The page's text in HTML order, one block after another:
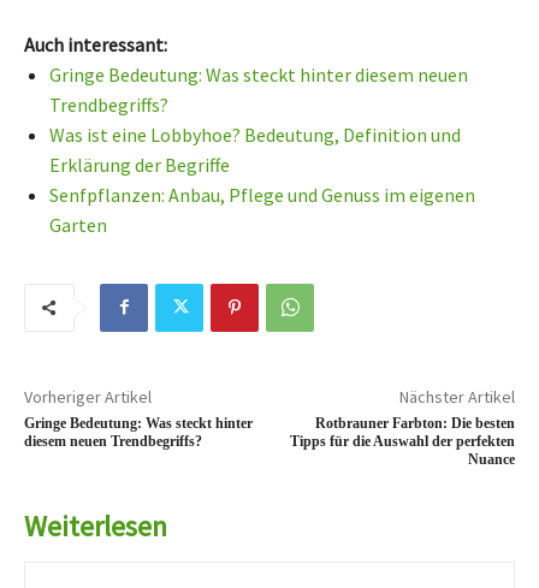
Auch interessant:
Gringe Bedeutung: Was steckt hinter diesem neuen
Trendbegriffs?
Was ist eine Lobbyhoe? Bedeutung, Definition und
Erklärung der Begriffe
Senfpflanzen: Anbau, Pflege und Genuss im eigenen
Garten
Vorheriger Artikel
Gringe Bedeutung: Was steckt hinter
diesem neuen Trendbegriffs?
Nächster Artikel
Rotbrauner Farbton: Die besten
Tipps für die Auswahl der perfekten
Nuance
Weiterlesen